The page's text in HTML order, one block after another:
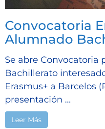
Convocatoria
Alumnado
Se abre Convocatoria
Bachillerato
Erasmus+ a Barcelos
presentación ...
Leer Más